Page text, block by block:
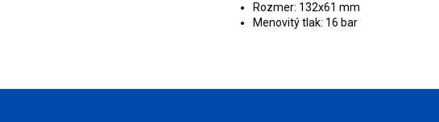
Rozmer: 132x61 mm
Menovitý tlak: 16 bar